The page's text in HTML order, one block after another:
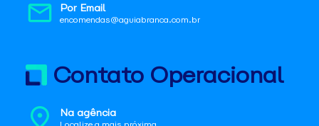
Por Email
encomendas@aguiabranca.com.br
Contato Operacional
Na agência
Localize a mais próxima